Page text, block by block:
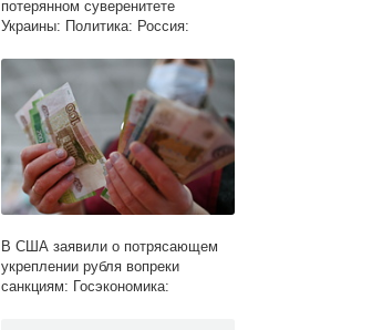
потерянном суверенитете
Украины: Политика: Россия:
В США заявили о потрясающем
укреплении рубля вопреки
санкциям: Госэкономика: